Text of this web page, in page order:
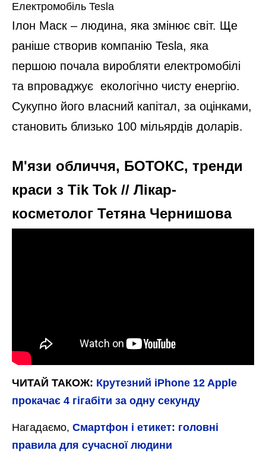
Електромобіль Tesla
Ілон Маск – людина, яка змінює світ. Ще
раніше створив компанію Tesla, яка
першою почала виробляти електромобілі
та впроваджує екологічно чисту енергію.
Сукупно його власний капітал, за оцінками,
становить близько 100 мільярдів доларів.
М'язи обличчя, БОТОКС, тренди
краси з Tik Tok // Лікар-
косметолог Тетяна Чернишова
ЧИТАЙ ТАКОЖ: Крутезний iPhone 12 Apple
прокачає 4 гігабіти за одну секунду
Нагадаємо, Смартфон і етикет: головні
правила для сучасної людини